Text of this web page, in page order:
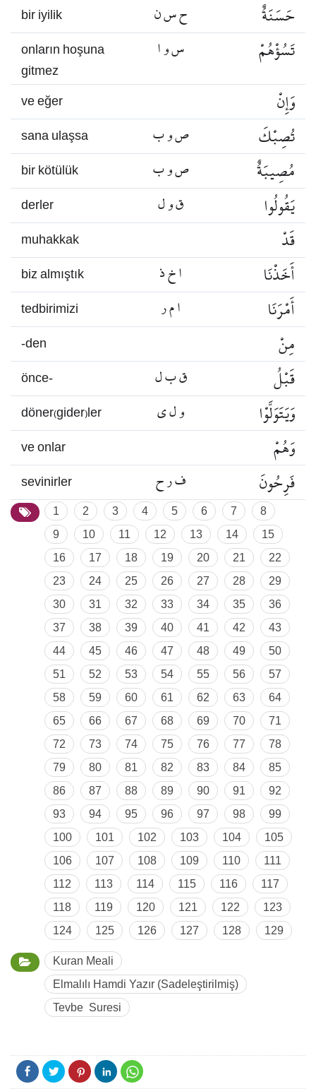
bir iyilik ح س ن حَسَنَةٌ
onların hoşuna
gitmez
س و ا تَسُؤْهُمْ
ve eğer وَإِنْ
sana ulaşsa ص و ب تُصِبْكَ
bir kötülük ص و ب مُصِيبَةٌ
derler ق و ل يَقُولُوا
muhakkak قَدْ
biz almıştık ا خ ذ أَخَذْنَا
tedbirimizi ا م ر أَمْرَنَا
-den مِنْ
önce- ق ب ل قَبْلُ
döner(gider)ler و ل ي وَيَتَوَلَّوْا
ve onlar وَهُمْ
sevinirler ف ر ح فَرِحُونَ
1 2 3 4 5 6 7
8
9
10 11 12 13 14
15
16
17 18 19 20 21
22
23
24 25 26 27 28
29
30
31 32 33 34 35
36
37
38 39 40 41 42
43
44
45 46 47 48 49
50
51
52 53 54 55 56
57
58
59 60 61 62 63
64
65
66 67 68 69 70
71
72
73 74 75 76 77
78
79
80 81 82 83 84
85
86
87 88 89 90 91
92
93
94 95 96 97 98
99
100
101 102 103 104
105
106
107 108 109 110
111
112
113 114 115 116
117
118
119 120 121 122
123
124
125 126 127 128 129
Kuran Meali
Elmalılı Hamdi Yazır (Sadeleştirilmiş)
Tevbe Suresi